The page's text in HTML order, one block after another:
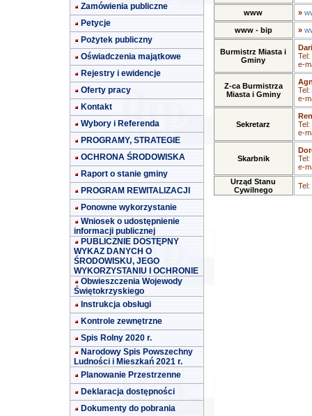
Zamówienia publiczne
Petycje
Pożytek publiczny
Oświadczenia majątkowe
Rejestry i ewidencje
Oferty pracy
Kontakt
Wybory i Referenda
PROGRAMY, STRATEGIE
OCHRONA ŚRODOWISKA
Raport o stanie gminy
PROGRAM REWITALIZACJI
Ponowne wykorzystanie
Wniosek o udostępnienie
informacji publicznej
PUBLICZNIE DOSTĘPNY
WYKAZ DANYCH O
ŚRODOWISKU, JEGO
WYKORZYSTANIU I OCHRONIE
Obwieszczenia Wojewody
Świętokrzyskiego
Instrukcja obsługi
Kontrole zewnętrzne
Spis Rolny 2020 r.
Narodowy Spis Powszechny
Ludności i Mieszkań 2021 r.
Planowanie Przestrzenne
Deklaracja dostępności
Dokumenty do pobrania
www »
www - bip »
Burmistrz Miasta i
Gminy
Tel:
e-
Z-ca Burmistrza
Miasta i Gminy
Tel:
e-
Sekretarz
Tel:
e-
Skarbnik
Tel:
e-
Urząd Stanu
Cywilnego
Tel: